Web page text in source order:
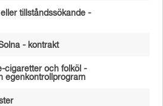
tillståndssökande -
- kontrakt
cigaretter och folköl -
egenkontrollprogram